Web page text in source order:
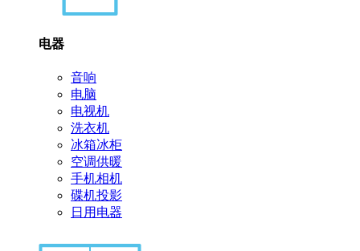
电器
音响
电脑
电视机
洗衣机
冰箱冰柜
空调供暖
手机相机
碟机投影
日用电器